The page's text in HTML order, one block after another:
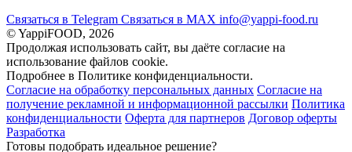
Связаться в Telegram Связаться в МАХ info@yappi-food.ru
© YappiFOOD, 2026
Продолжая использовать сайт, вы даёте согласие на
использование файлов cookie.
Подробнее в Политике конфиденциальности.
Согласие на обработку персональных данных Согласие на
получение рекламной и информационной рассылки Политика
конфиденциальности Оферта для партнеров Договор оферты
Разработка
Готовы подобрать идеальное решение?